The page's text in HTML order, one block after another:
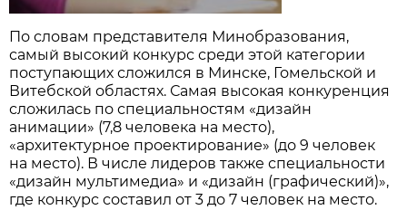
По словам представителя Минобразования,
самый высокий конкурс среди этой категории
поступающих сложился в Минске, Гомельской и
Витебской областях. Самая высокая конкуренция
сложилась по специальностям «дизайн
анимации» (7,8 человека на место),
«архитектурное проектирование» (до 9 человек
на место). В числе лидеров также специальности
«дизайн мультимедиа» и «дизайн (графический)»,
где конкурс составил от 3 до 7 человек на место.